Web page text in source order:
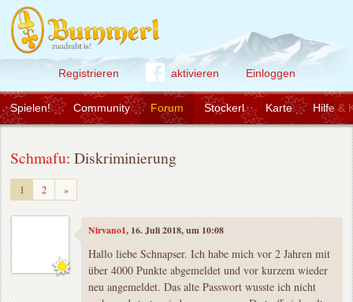
Registrieren aktivieren Einloggen
Community Forum Stockerl Karte Hilfe &
Spielen!
Schmafu: Diskriminierung
1 2 »Weiter
Nirvano1, 16. Juli 2018, um 10:08
Hallo liebe Schnapser. Ich habe mich vor 2 Jahren mit
über 4000 Punkte abgemeldet und vor kurzem wieder
neu angemeldet. Das alte Passwort wusste ich nicht